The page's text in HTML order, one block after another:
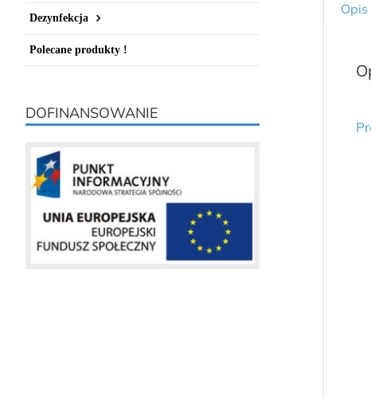
Opis
Dezynfekcja
Polecane produkty !
DOFINANSOWANIE